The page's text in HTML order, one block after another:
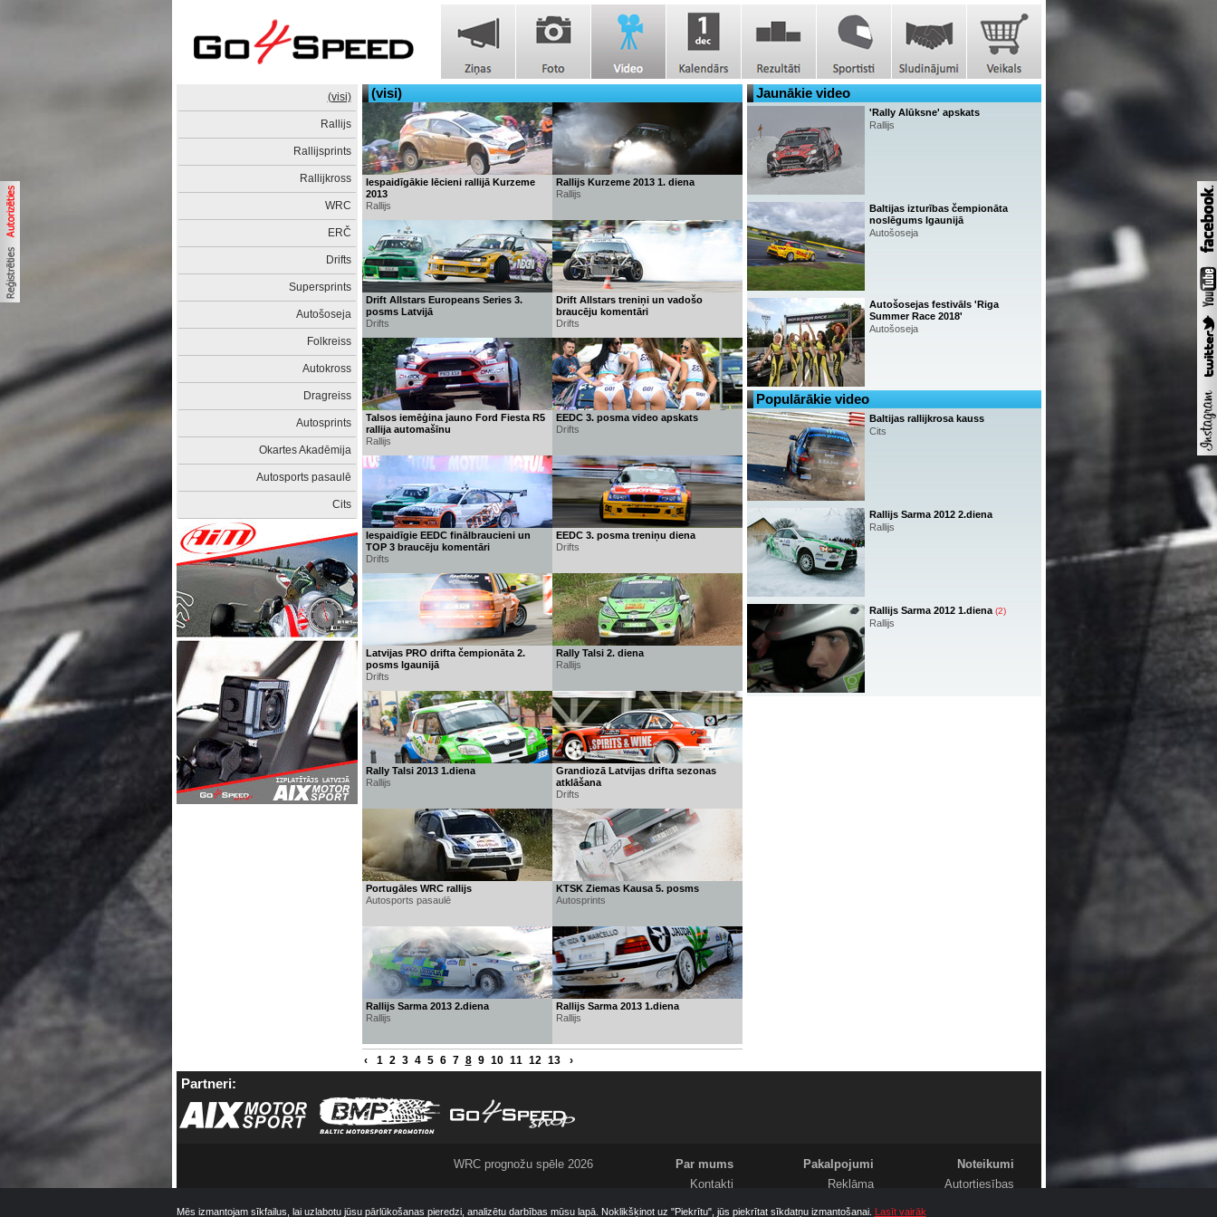
(visi)
Rallijs
Rallijsprints
Rallijkross
WRC
ERČ
Drifts
Supersprints
Autošoseja
Folkreiss
Autokross
Dragreiss
Autosprints
Okartes Akadēmija
Autosports pasaulē
Cits
(visi)
Iespaidīgākie lēcieni rallijā Kurzeme
2013
Rallijs
Rallijs Kurzeme 2013 1. diena
Rallijs
Drift Allstars Europeans Series 3.
posms Latvijā
Drifts
Drift Allstars treniņi un vadošo
braucēju komentāri
Drifts
Talsos iemēģina jauno Ford Fiesta R5
rallija automašīnu
Rallijs
EEDC 3. posma video apskats
Drifts
Iespaidīgie EEDC finālbraucieni un
TOP 3 braucēju komentāri
Drifts
EEDC 3. posma treniņu diena
Drifts
Latvijas PRO drifta čempionāta 2.
posms Igaunijā
Drifts
Rally Talsi 2. diena
Rallijs
Rally Talsi 2013 1.diena
Rallijs
Grandiozā Latvijas drifta sezonas
atklāšana
Drifts
Portugāles WRC rallijs
Autosports pasaulē
KTSK Ziemas Kausa 5. posms
Autosprints
Rallijs Sarma 2013 2.diena
Rallijs
Rallijs Sarma 2013 1.diena
Rallijs
‹ 1 2 3 4 5 6 7 8 9 10 11 12 13 ›
Jaunākie video
'Rally Alūksne' apskats
Rallijs
Baltijas izturības čempionāta
noslēgums Igaunijā
Autošoseja
Autošosejas festivāls 'Riga
Summer Race 2018'
Autošoseja
Populārākie video
Baltijas rallijkrosa kauss
Cits
Rallijs Sarma 2012 2.diena
Rallijs
Rallijs Sarma 2012 1.diena (2)
Rallijs
Partneri:
WRC prognožu spēle 2026
Par mums
Kontakti
Pakalpojumi
Reklāma
Noteikumi
Autortiesības
Mēs izmantojam sīkfailus, lai uzlabotu jūsu pārlūkošanas pieredzi, analizētu darbības mūsu lapā. Noklikšķinot uz "Piekrītu", jūs piekrītat sīkdatņu izmantošanai. Lasīt vairāk